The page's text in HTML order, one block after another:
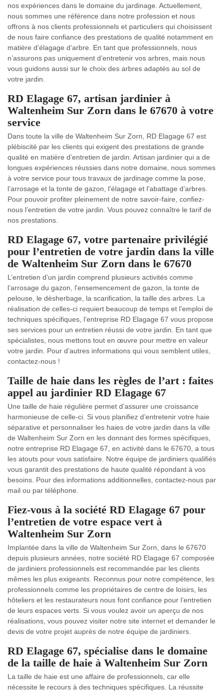
nos expériences dans le domaine du jardinage. Actuellement,
nous sommes une référence dans notre profession et nous
offrons à nos clients professionnels et particuliers qui choisissent
de nous faire confiance des prestations de qualité notamment en
matière d’élagage d’arbre. En tant que professionnels, nous
n’assurons pas uniquement d’entretenir vos arbres, mais nous
vous guidons aussi sur le choix des arbres adaptés au sol de
votre jardin.
RD Elagage 67, artisan jardinier à
Waltenheim Sur Zorn dans le 67670 à votre
service
Dans toute la ville de Waltenheim Sur Zorn, RD Elagage 67 est
plébiscité par les clients qui exigent des prestations de grande
qualité en matière d’entretien de jardin. Artisan jardinier qui a de
longues expériences réussies dans notre domaine, nous sommes
à votre service pour tous travaux de jardinage comme la pose,
l’arrosage et la tonte de gazon, l’élagage et l’abattage d’arbres.
Pour pouvoir profiter pleinement de notre savoir-faire, confiez-
nous l’entretien de votre jardin. Vous pouvez connaître le tarif de
nos prestations.
RD Elagage 67, votre partenaire privilégié
pour l’entretien de votre jardin dans la ville
de Waltenheim Sur Zorn dans le 67670
L’entretien d’un jardin comprend plusieurs activités comme
l’arrosage du gazon, l’ensemencement de gazon, la tonte de
pelouse, le désherbage, la scarification, la taille des arbres. La
réalisation de celles-ci requiert beaucoup de temps et l’emploi de
techniques spécifiques, l’entreprise RD Elagage 67 vous propose
ses services pour un entretien réussi de votre jardin. En tant que
spécialistes, nous mettons tout en œuvre pour mettre en valeur
votre jardin. Pour d’autres informations qui vous semblent utiles,
contactez-nous !
Taille de haie dans les règles de l’art : faites
appel au jardinier RD Elagage 67
Une taille de haie régulière permet d’assurer une croissance
harmonieuse de celle-ci. Si vous planifiez d’entretenir votre haie
séparative et personnaliser les haies de votre jardin dans la ville
de Waltenheim Sur Zorn en les donnant des formes spécifiques,
notre entreprise RD Elagage 67, en activité dans le 67670, a tous
les atouts pour vous satisfaire. Notre équipe de jardiniers qualifiés
vous garantit des prestations de haute qualité répondant à vos
besoins. Pour des informations additionnelles, contactez-nous par
mail ou par téléphone.
Fiez-vous à la société RD Elagage 67 pour
l’entretien de votre espace vert à
Waltenheim Sur Zorn
Implantée dans la ville de Waltenheim Sur Zorn, dans le 67670
depuis plusieurs années, notre société RD Elagage 67 composée
de jardiniers professionnels est recommandée par les clients
mêmes les plus exigeants. Reconnus pour notre compétence, les
professionnels comme les propriétaires de centre de loisirs, les
hôteliers et les restaurateurs nous font confiance pour l’entretien
de leurs espaces verts. Si vous voulez avoir un aperçu de nos
réalisations, vous pouvez visiter notre site internet et demander le
devis de votre projet auprès de notre équipe de jardiniers.
RD Elagage 67, spécialise dans le domaine
de la taille de haie à Waltenheim Sur Zorn
La taille de haie est une affaire de professionnels, car elle
nécessite le recours à des techniques spécifiques. La réussite